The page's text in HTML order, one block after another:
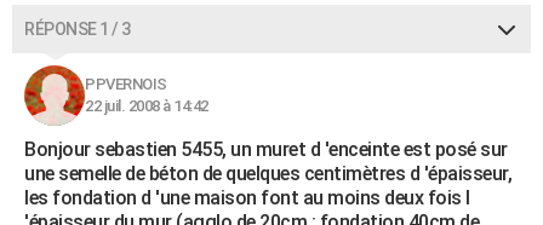
S'inscrire
Se connecter
Lycées
Collèges
Primaires
Universités
Entreprises
Service militaire
Avis de recherche
AVIS DE DÉCÈS
FORUM
Bricolage
Lifestyle
Culture
Sport
Auto
Television
Voyage
Cinema
RÉPONSE 1 / 3
PPVERNOIS
22 juil. 2008 à 14:42
Bonjour sebastien 5455, un muret d 'enceinte est posé sur
une semelle de béton de quelques centimètres d 'épaisseur,
les fondation d 'une maison font au moins deux fois l